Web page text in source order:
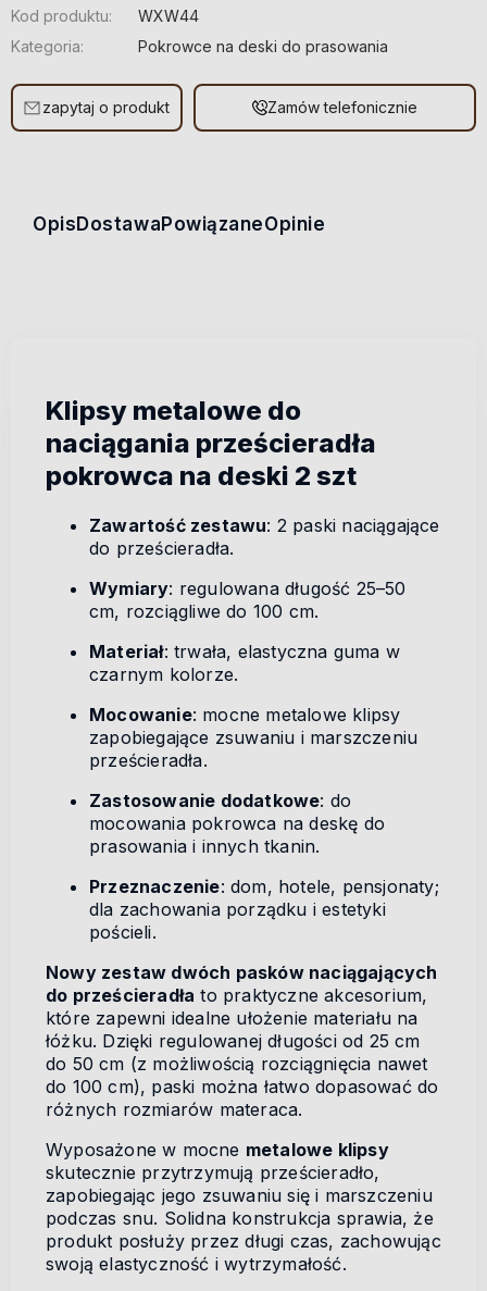
Kod produktu:
WXW44
Kategoria:
Pokrowce na deski do prasowania
zapytaj o produkt Zamów telefonicznie
Opis Dostawa PowiązaneOpinie
Klipsy metalowe do
naciągania prześcieradła
pokrowca na deski 2 szt
Zawartość zestawu: 2 paski naciągające
do prześcieradła.
Wymiary: regulowana długość 25–50
cm, rozciągliwe do 100 cm.
Materiał: trwała, elastyczna guma w
czarnym kolorze.
Mocowanie: mocne metalowe klipsy
zapobiegające zsuwaniu i marszczeniu
prześcieradła.
Zastosowanie dodatkowe: do
mocowania pokrowca na deskę do
prasowania i innych tkanin.
Przeznaczenie: dom, hotele, pensjonaty;
dla zachowania porządku i estetyki
pościeli.
Nowy zestaw dwóch pasków naciągających
do prześcieradła to praktyczne akcesorium,
które zapewni idealne ułożenie materiału na
łóżku. Dzięki regulowanej długości od 25 cm
do 50 cm (z możliwością rozciągnięcia nawet
do 100 cm), paski można łatwo dopasować do
różnych rozmiarów materaca.
Wyposażone w mocne metalowe klipsy
skutecznie przytrzymują prześcieradło,
zapobiegając jego zsuwaniu się i marszczeniu
podczas snu. Solidna konstrukcja sprawia, że
produkt posłuży przez długi czas, zachowując
swoją elastyczność i wytrzymałość.